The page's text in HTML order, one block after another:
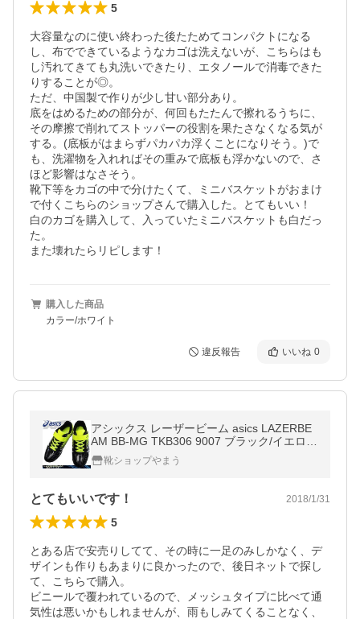
5
大容量なのに使い終わった後たためてコンパクトになる
し、布でできているようなカゴは洗えないが、こちらはも
し汚れてきても丸洗いできたり、エタノールで消毒できた
りすることが◎。
ただ、中国製で作りが少し甘い部分あり。
底をはめるための部分が、何回もたたんで擦れるうちに、
その摩擦で削れてストッパーの役割を果たさなくなる気が
する。(底板がはまらずパカパカ浮くことになりそう。)で
も、洗濯物を入れればその重みで底板も浮かないので、さ
ほど影響はなさそう。
靴下等をカゴの中で分けたくて、ミニバスケットがおまけ
で付くこちらのショップさんで購入した。とてもいい！
白のカゴを購入して、入っていたミニバスケットも白だっ
た。
また壊れたらリピします！
購入した商品
カラー/ホワイト
違反報告 いいね 0
アシックス レーザービーム asics LAZERBE
AM BB-MG TKB306 9007 ブラック/イエロー
ジュニア スニーカー トレーニングシューズ
マルチパーパスモデル TKB-305
靴ショップやまう
とてもいいです！ 2018/1/31
5
とある店で安売りしてて、その時に一足のみしかなく、デ
ザインも作りもあまりに良かったので、後日ネットで探し
て、こちらで購入。
ビニールで覆われているので、メッシュタイプに比べて通
気性は悪いかもしれませんが、雨もしみてくることなく、